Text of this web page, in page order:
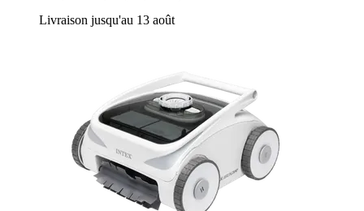
Livraison jusqu'au 13 août